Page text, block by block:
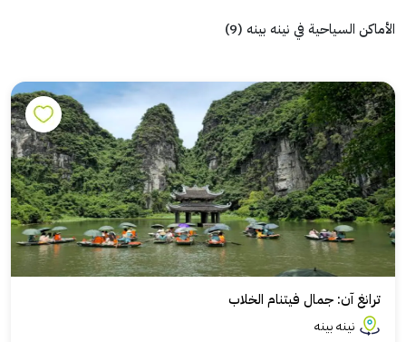
الأماكن السياحية في نينه بينه (9)
ترانغ آن: جمال فيتنام الخلاب
نينه بينه